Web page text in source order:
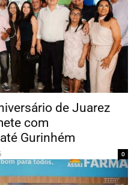
de Juarez
com
Gurinhém
0